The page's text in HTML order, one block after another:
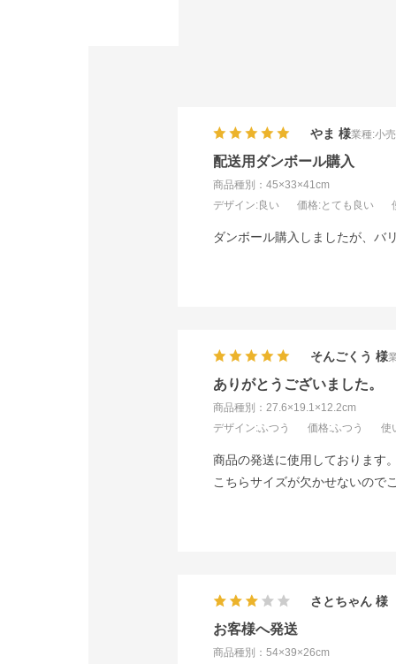
配送用ダンボール購入
商品種別：45×33×41cm
デザイン:良い 価格:とても良い
やま 業種:小
ダンボール購入しましたが、バ
ありがとうございました。
商品種別：27.6×19.1×12.2cm
デザイン:ふつう 価格:ふつう 使
そんごくう
商品の発送に使用しております
こちらサイズが欠かせないので
お客様へ発送
商品種別：54×39×26cm
さとちゃん